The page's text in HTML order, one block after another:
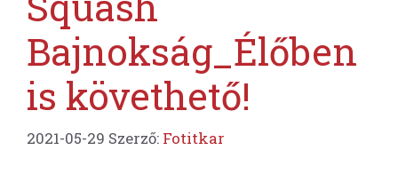
Bajnokság_Élőben
is követhető!
2021-05-29 Szerző: Fotitkar